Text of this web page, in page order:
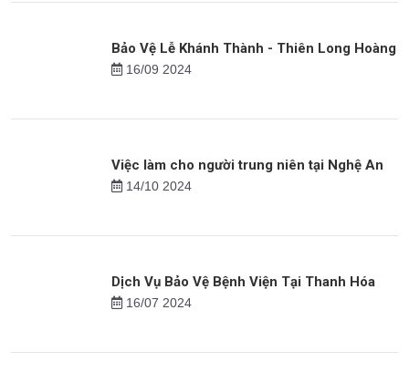
Dịch Vụ Bảo Vệ Nhà – Phòng Trọ Chuyên
Nghiệp Tại Bắc Ninh
Bảo Vệ Lễ Khánh Thành - Thiên Long Hoàng
Việc làm cho người trung niên tại Nghệ An